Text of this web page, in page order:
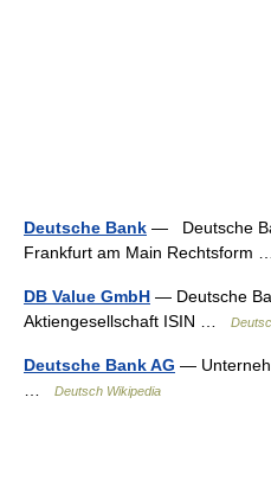
Deutsche Bank — Deutsche
Frankfurt am Main Rechtsform
DB Value GmbH — Deutsche
Aktiengesellschaft ISIN …
Deutsche Bank AG —
Deutsch Wikipedia